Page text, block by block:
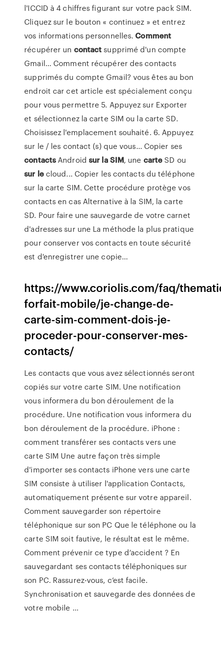
l'ICCID à 4 chiffres figurant sur votre pack SIM.
Cliquez sur le bouton « continuez » et entrez
vos informations personnelles.Comment
récupérer un contactsupprimé d'un compte
Gmail... Comment récupérer des contacts
supprimés du compte Gmail? vous êtes au bon
endroit car cet article est spécialement conçu
pour vous permettre 5. Appuyez sur Exporter
et sélectionnez la carte SIM ou la carte SD.
Choisissez l'emplacement souhaité. 6. Appuyez
sur le / les contact (s) que vous... Copier ses
contactsAndroid sur la SIM, une carte SD ou
sur lecloud... Copier les contacts du téléphone
sur la carte SIM. Cette procédure protège vos
contacts en cas Alternative à la SIM, la carte
SD. Pour faire une sauvegarde de votre carnet
d'adresses sur une La méthode la plus pratique
pour conserver vos contacts en toute sécurité
est d'enregistrer une copie...
https://www.coriolis.com/faq/
forfait-mobile/je-change-de-
carte-sim-comment-dois-je-
proceder-pour-conserver-mes-
contacts/
Les contacts que vous avez sélectionnés seront
copiés sur votre carte SIM. Une notification
vous informera du bon déroulement de la
procédure. Une notification vous informera du
bon déroulement de la procédure. iPhone :
comment transférer ses contacts vers une
carte SIM Une autre façon très simple
d'importer ses contacts iPhone vers une carte
SIM consiste à utiliser l'application Contacts,
automatiquement présente sur votre appareil.
Comment sauvegarder son répertoire
téléphonique sur son PC Que le téléphone ou la
carte SIM soit fautive, le résultat est le même.
Comment prévenir ce type d’accident ? En
sauvegardant ses contacts téléphoniques sur
son PC. Rassurez-vous, c’est facile.
Synchronisation et sauvegarde des données de
votre mobile ...